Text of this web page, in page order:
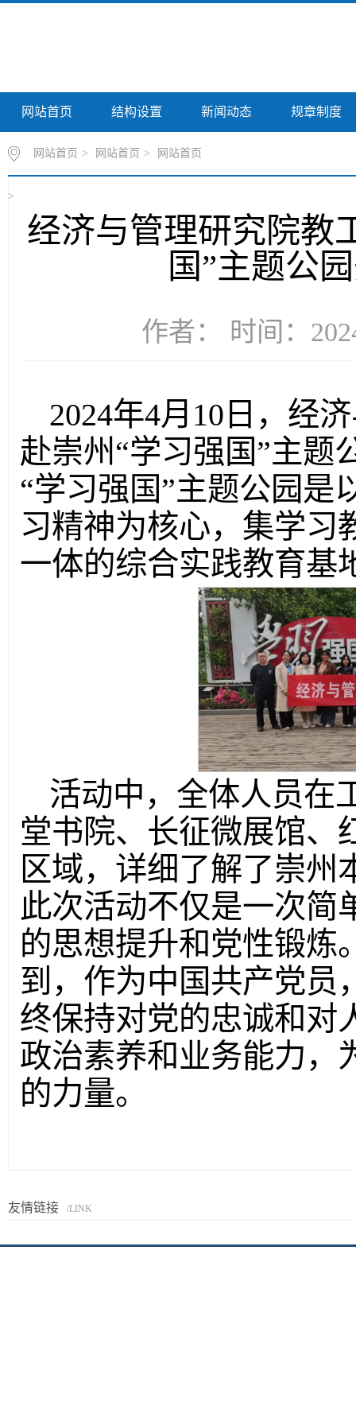
网站首页 结构设置 新闻动态 规章制度
网站首页 > 网站首页 > 网站首页
>
经济与管理研究院教
国”主题公
作者： 时间：
2024年4月10日，经
赴崇州“学习强国”主题
“学习强国”主题公园是
习精神为核心，集学习
一体的综合实践教育基
活动中，全体人员在
堂书院、长征微展馆、
区域，详细了解了崇州
此次活动不仅是一次简
的思想提升和党性锻炼
到，作为中国共产党员
终保持对党的忠诚和对
政治素养和业务能力，
的力量。
友情链接 /LINK